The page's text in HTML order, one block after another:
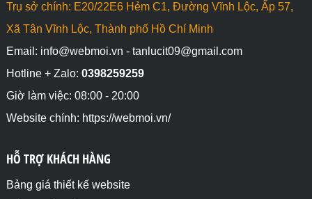
Trụ sở chính: E20/22E6 Hẻm C1, Đường Vĩnh Lộc, Ấp 57,
Xã Tân Vĩnh Lộc, Thành phố Hồ Chí Minh
Email: info@webmoi.vn - tanlucit09@gmail.com
Hotline + Zalo: 0398259259
Giờ làm việc: 08:00 - 20:00
Website chính: https://webmoi.vn/
HỖ TRỢ KHÁCH HÀNG
Bảng giá thiết kế website